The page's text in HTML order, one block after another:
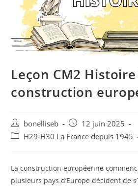
Leçon CM2 Histoire
construction
bonelliseb
12 juin 2025
H29-H30 La France depuis 1945
La construction européenne
plusieurs pays d’Europe décident de